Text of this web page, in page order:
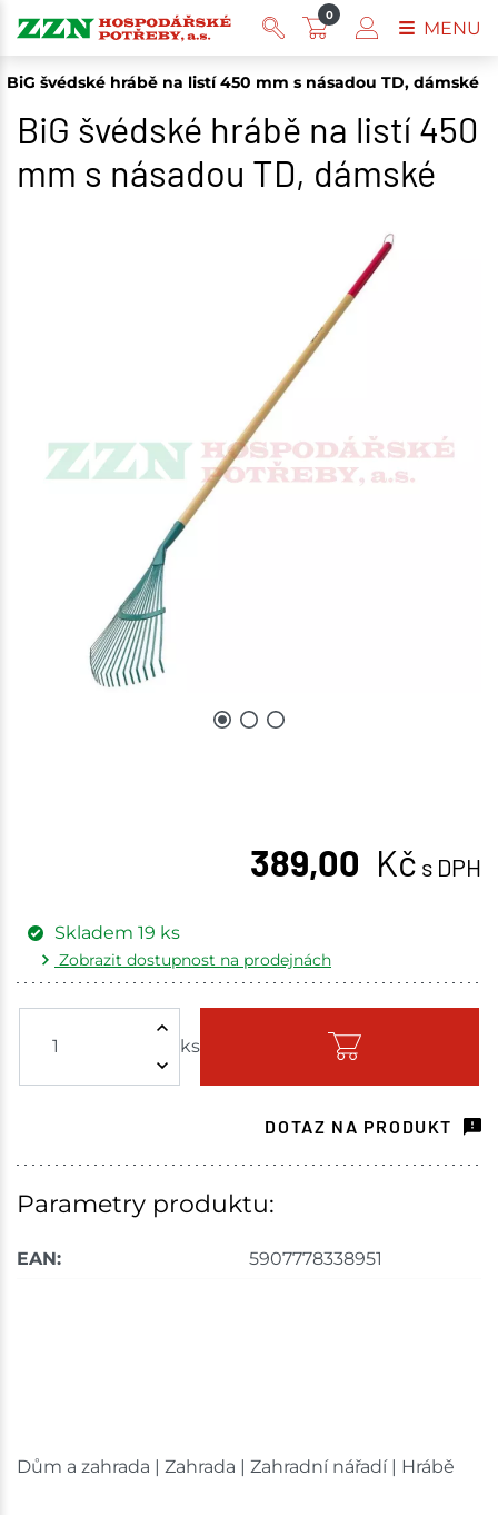
BiG švédské hrábě na listí 450 mm s násadou TD, dámské
BiG švédské hrábě na listí 450
mm s násadou TD, dámské
389,00 Kč s DPH
ks
Skladem 19 ks
Zobrazit dostupnost na prodejnách
Skladem - ihned k odeslání
Choceň 2 ks
DOTAZ NA PRODUKT
Parametry produktu:
EAN: 5907778338951
Dům a zahrada | Zahrada | Zahradní nářadí | Hrábě
0
MENU